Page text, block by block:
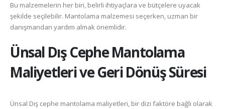
Bu malzemelerin her biri, belirli ihtiyaçlara ve bütçelere uyacak
şekilde seçilebilir. Mantolama malzemesi seçerken, uzman bir
danışmandan yardım almak önemlidir.
Ünsal Dış Cephe Mantolama
Maliyetleri ve Geri Dönüş Süresi
Ünsal Dış cephe mantolama maliyetleri, bir dizi faktöre bağlı olarak